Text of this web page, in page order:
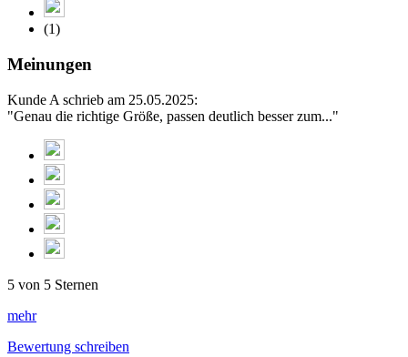
(1)
Meinungen
Kunde A schrieb am 25.05.2025:
"Genau die richtige Größe, passen deutlich besser zum..."
5 von 5 Sternen
mehr
Bewertung schreiben